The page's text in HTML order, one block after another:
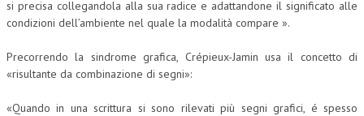
si precisa collegandola alla sua radice e adattandone il significato alle
condizioni dell’ambiente nel quale la modalità compare ».
Precorrendo la sindrome grafica, Crépieux-Jamin usa il concetto di
«risultante da combinazione di segni»:
«Quando in una scrittura si sono rilevati più segni grafici, é spesso